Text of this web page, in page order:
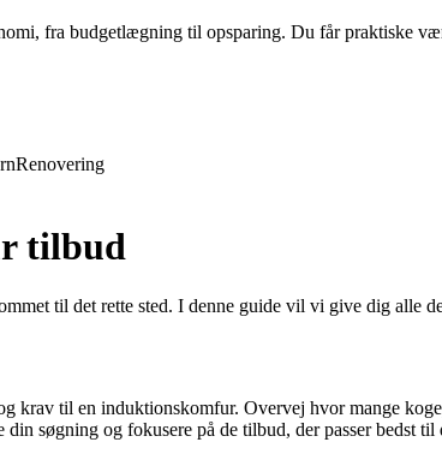
fra budgetlægning til opsparing. Du får praktiske
Renovering
tilbud
til det rette sted. I denne guide vil vi give dig alle
krav til en induktionskomfur. Overvej hvor mange
søgning og fokusere på de tilbud, der passer bedst til